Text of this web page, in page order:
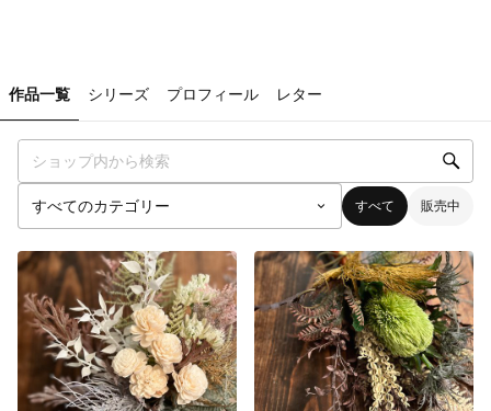
作品一覧 シリーズ プロフィール レター
すべて 販売中